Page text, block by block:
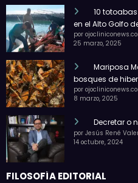
10
en el Alto Golfo
por
25 marzo, 2025
Mariposa
bosques de
por
8 marzo, 2025
Decretar o
por Jesús René
14 octubre, 2024
FILOSOFÍA EDITORIAL